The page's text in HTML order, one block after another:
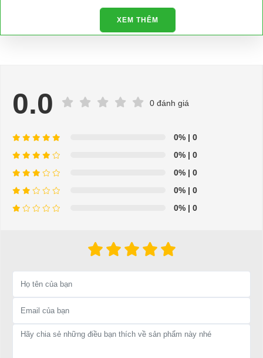
Bình điện :Trojan/maintenance free battery
Khối lượng：890kg
Khả năng tải: tùy vào số chỗ ngồi
Khoảng cách thắng xe：3.5m
Bán kính quay đầu：4.8m
Khả năng leo dốc：18%
Đoạn đường di chuyển tối đa (1 lần sạc pin)：100km
XEM THÊM
0.0 0 đánh giá
0% | 0
0% | 0
0% | 0
0% | 0
0% | 0